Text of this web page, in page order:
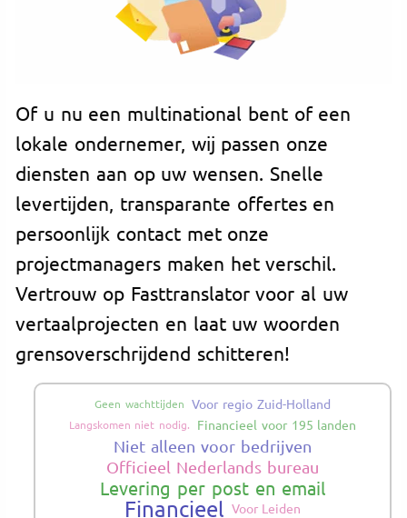
Of u nu een multinational bent of een
lokale ondernemer, wij passen onze
diensten aan op uw wensen. Snelle
levertijden, transparante offertes en
persoonlijk contact met onze
projectmanagers maken het verschil.
Vertrouw op Fasttranslator voor al uw
vertaalprojecten en laat uw woorden
grensoverschrijdend schitteren!
Geen wachttijden Voor regio Zuid-Holland
Langskomen niet nodig. Financieel voor 195 landen
Niet alleen voor bedrijven
Officieel Nederlands bureau
Levering per post en email
Financieel Voor Leiden